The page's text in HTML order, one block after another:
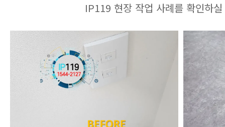
IP119 현장 작업 사례를 확인하